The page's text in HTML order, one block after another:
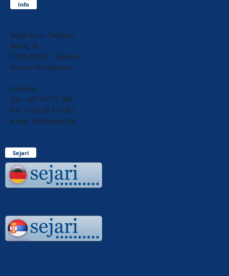
Info
Sejari d.o.o. Sarajevo
Blažuj 78,
71215 Blažuj - Sarajevo
Bosna i Hercegovina
Centrala:
Tel: +387 33 770 300
Fax: +387 33 770 301
e-mail: info@sejari.ba
Sejari